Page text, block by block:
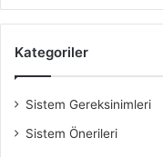
Kategoriler
Sistem Gereksinimleri
Sistem Önerileri